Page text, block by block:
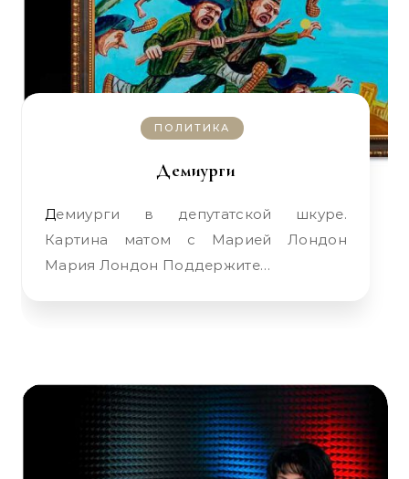
ПОЛИТИКА
Демиурги
Демиурги в депутатской шкуре.
Картина матом с Марией Лондон
Мария Лондон Поддержите…